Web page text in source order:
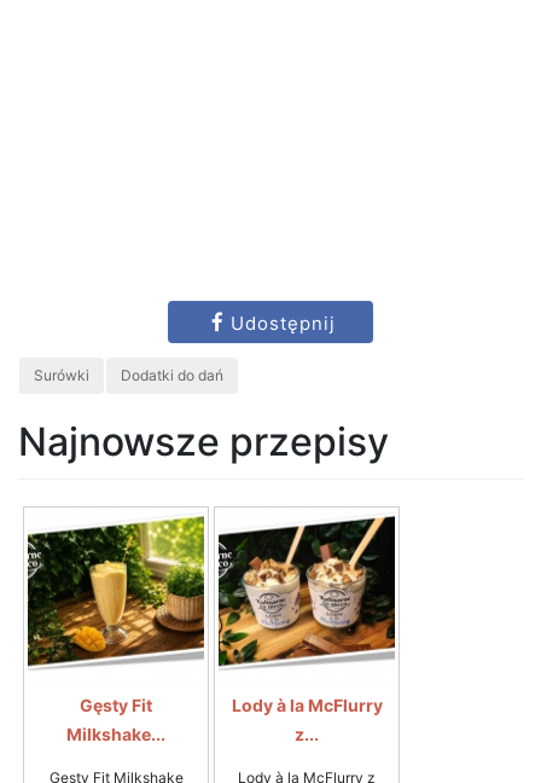
Udostępnij
Surówki Dodatki do dań
Najnowsze przepisy
Gęsty Fit
Milkshake...
Gęsty Fit Milkshake
Lody à la McFlurry
z...
Lody à la McFlurry z